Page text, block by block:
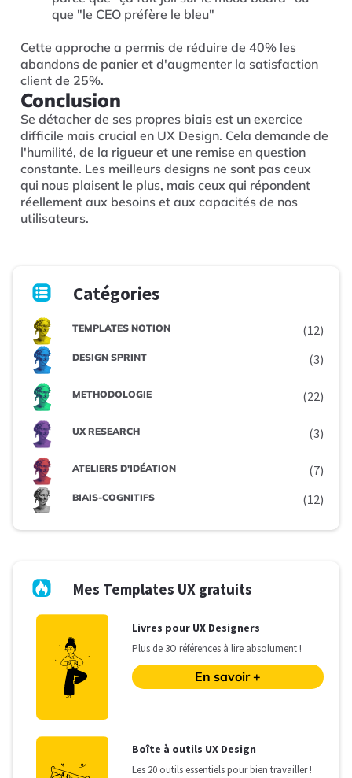
que "le CEO préfère le bleu"
Cette approche a permis de réduire de 40% les
abandons de panier et d'augmenter la satisfaction
client de 25%.
Conclusion
Se détacher de ses propres biais est un exercice
difficile mais crucial en UX Design. Cela demande de
l'humilité, de la rigueur et une remise en question
constante. Les meilleurs designs ne sont pas ceux
qui nous plaisent le plus, mais ceux qui répondent
réellement aux besoins et aux capacités de nos
utilisateurs.
Catégories
TEMPLATES NOTION (12)
DESIGN SPRINT (3)
METHODOLOGIE (22)
UX RESEARCH (3)
ATELIERS D'IDÉATION (7)
BIAIS-COGNITIFS (12)
Mes Templates UX gratuits
Livres pour UX Designers
Plus de 3O références à lire absolument !
En savoir +
Boîte à outils UX Design
Les 20 outils essentiels pour bien travailler !